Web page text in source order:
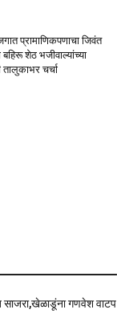
प्रामाणिकपणाचा जिवंत
शेठ भजीवाल्यांच्या
तालुकाभर चर्चा
साजरा,खेळाडूंना गणवेश वाटप